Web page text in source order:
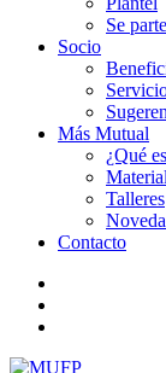
Se
Socio
Más Mutual
¿Qué
Talleres
Contacto